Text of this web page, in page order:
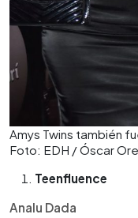
Amys Twins también
Foto: EDH / Óscar
Teenfluence
Analu Dada